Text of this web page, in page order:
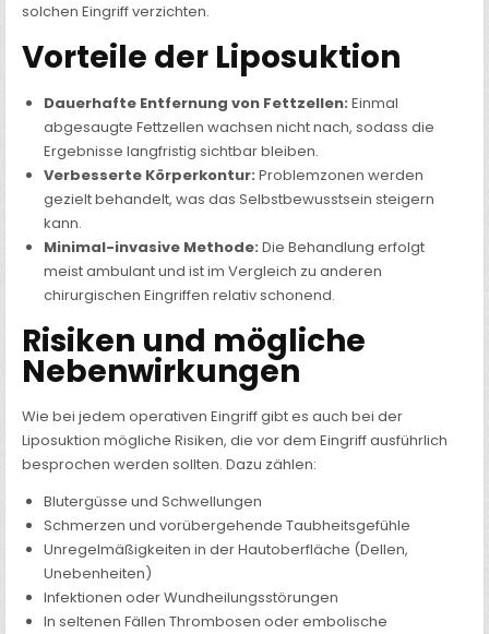
solchen Eingriff verzichten.
Vorteile der Liposuktion
Dauerhafte Entfernung von Fettzellen: Einmal
abgesaugte Fettzellen wachsen nicht nach, sodass die
Ergebnisse langfristig sichtbar bleiben.
Verbesserte Körperkontur: Problemzonen werden
gezielt behandelt, was das Selbstbewusstsein steigern
kann.
Minimal-invasive Methode: Die Behandlung erfolgt
meist ambulant und ist im Vergleich zu anderen
chirurgischen Eingriffen relativ schonend.
Risiken und mögliche
Nebenwirkungen
Wie bei jedem operativen Eingriff gibt es auch bei der
Liposuktion mögliche Risiken, die vor dem Eingriff ausführlich
besprochen werden sollten. Dazu zählen:
Blutergüsse und Schwellungen
Schmerzen und vorübergehende Taubheitsgefühle
Unregelmäßigkeiten in der Hautoberfläche (Dellen,
Unebenheiten)
Infektionen oder Wundheilungsstörungen
In seltenen Fällen Thrombosen oder embolische